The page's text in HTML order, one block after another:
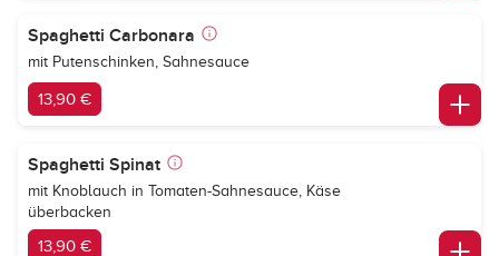
Spaghetti Carbonara
mit Putenschinken, Sahnesauce
13,90 €
Spaghetti Spinat
mit Knoblauch in Tomaten-Sahnesauce, Käse
überbacken
13,90 €